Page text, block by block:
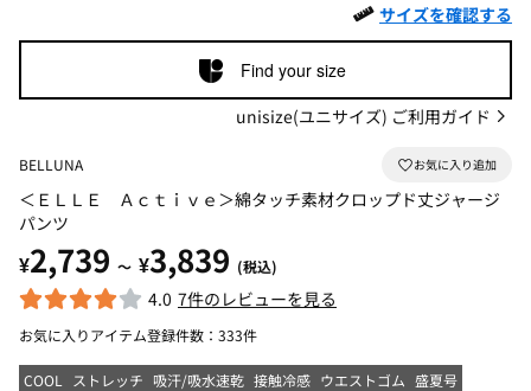
サイズを確認する
Find your size
unisize(ユニサイズ) ご利用ガイド
BELLUNA
＜ＥＬＬＥ Ａｃｔｉｖｅ＞綿タッチ素材クロップド丈ジャージ
パンツ
¥2,739 ～ ¥3,839 (税込)
4.0 7件のレビューを見る
お気に入りアイテム登録件数： 333件
COOL ストレッチ 吸汗/吸水速乾 接触冷感 ウエストゴム 盛夏号